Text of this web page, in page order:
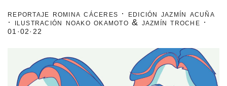
invasores vip
estronismo climático
historia de las mujeres
reportaje romina cáceres · edición jazmín acuña
· ilustración noako okamoto & jazmín troche ·
01·02·22